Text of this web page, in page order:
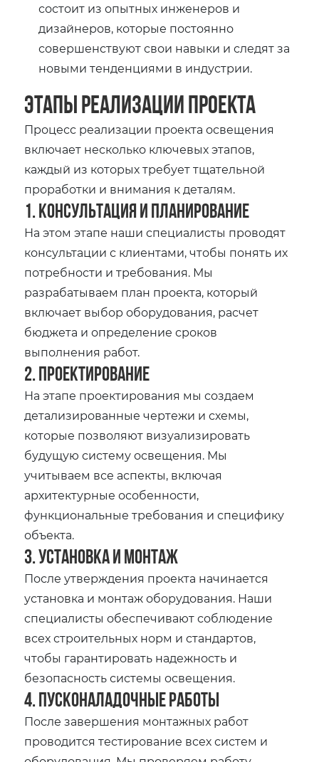
состоит из опытных инженеров и
дизайнеров, которые постоянно
совершенствуют свои навыки и следят за
новыми тенденциями в индустрии.
Этапы реализации проекта
Процесс реализации проекта освещения
включает несколько ключевых этапов,
каждый из которых требует тщательной
проработки и внимания к деталям.
1. Консультация и планирование
На этом этапе наши специалисты проводят
консультации с клиентами, чтобы понять их
потребности и требования. Мы
разрабатываем план проекта, который
включает выбор оборудования, расчет
бюджета и определение сроков
выполнения работ.
2. Проектирование
На этапе проектирования мы создаем
детализированные чертежи и схемы,
которые позволяют визуализировать
будущую систему освещения. Мы
учитываем все аспекты, включая
архитектурные особенности,
функциональные требования и специфику
объекта.
3. Установка и монтаж
После утверждения проекта начинается
установка и монтаж оборудования. Наши
специалисты обеспечивают соблюдение
всех строительных норм и стандартов,
чтобы гарантировать надежность и
безопасность системы освещения.
4. Пусконаладочные работы
После завершения монтажных работ
проводится тестирование всех систем и